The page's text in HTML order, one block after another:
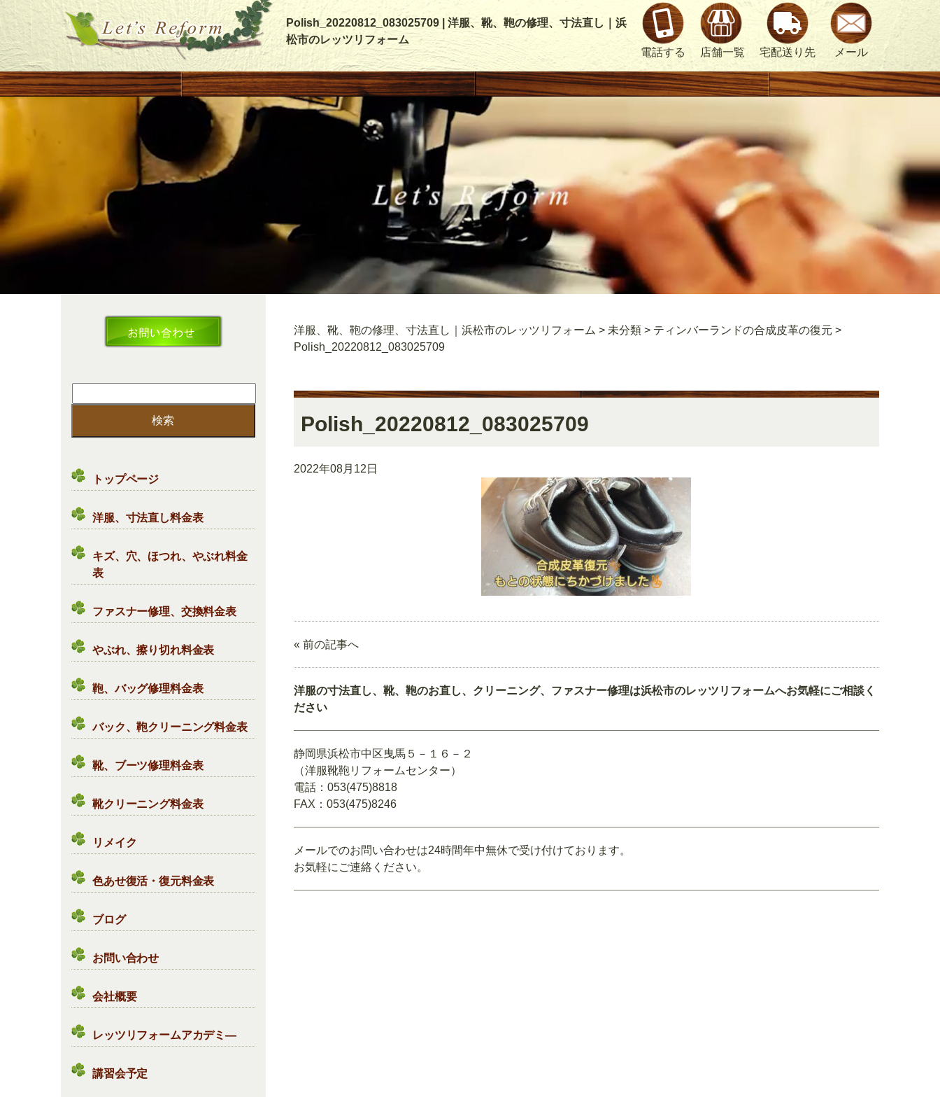
Polish_20220812_083025709 | 洋服、靴、鞄の修理、寸法直し｜浜
松市のレッツリフォーム
電話する
店舗一覧 宅配送り先 メール
索:
トップページ
洋服、寸法直し料金表
キズ、穴、ほつれ、やぶれ料金
表
ファスナー修理、交換料金表
やぶれ、擦り切れ料金表
鞄、バッグ修理料金表
バック、鞄クリーニング料金表
靴、ブーツ修理料金表
靴クリーニング料金表
リメイク
色あせ復活・復元料金表
ブログ
お問い合わせ
会社概要
レッツリフォームアカデミ―
講習会予定
洋服、靴、鞄の修理、寸法直し｜浜松市のレッツリフォーム > 未分類> ティンバーランドの合成皮革の復元 >
Polish_20220812_083025709
Polish_20220812_083025709
2022年08月12日
« 前の記事へ
洋服の寸法直し、靴、鞄のお直し、クリーニング、ファスナー修理は浜松市のレッツリフォームへお気軽にご相談く
ださい
静岡県浜松市中区曳馬５－１６－２
（洋服靴鞄リフォームセンター）
電話：053(475)8818
FAX：053(475)8246
メールでのお問い合わせは24時間年中無休で受け付けております。
お気軽にご連絡ください。